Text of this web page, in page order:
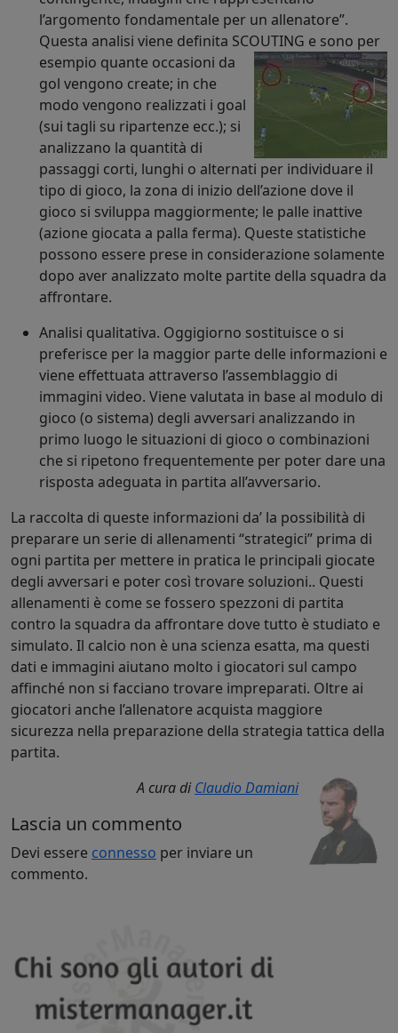
l’argomento fondamentale per un allenatore”.
Questa analisi viene definita SCOUTING e sono per
esempio quante occasioni da
gol vengono create; in che
modo vengono realizzati i goal
(sui tagli su ripartenze ecc.); si
analizzano la quantità di
passaggi corti, lunghi o alternati per individuare il
tipo di gioco, la zona di inizio dell’azione dove il
gioco si sviluppa maggiormente; le palle inattive
(azione giocata a palla ferma). Queste statistiche
possono essere prese in considerazione solamente
dopo aver analizzato molte partite della squadra da
affrontare.
Analisi qualitativa. Oggigiorno sostituisce o si
preferisce per la maggior parte delle informazioni e
viene effettuata attraverso l’assemblaggio di
immagini video. Viene valutata in base al modulo di
gioco (o sistema) degli avversari analizzando in
primo luogo le situazioni di gioco o combinazioni
che si ripetono frequentemente per poter dare una
risposta adeguata in partita all’avversario.
La raccolta di queste informazioni da’ la possibilità di
preparare un serie di allenamenti “strategici” prima di
ogni partita per mettere in pratica le principali giocate
degli avversari e poter così trovare soluzioni.. Questi
allenamenti è come se fossero spezzoni di partita
contro la squadra da affrontare dove tutto è studiato e
simulato. Il calcio non è una scienza esatta, ma questi
dati e immagini aiutano molto i giocatori sul campo
affinché non si facciano trovare impreparati. Oltre ai
giocatori anche l’allenatore acquista maggiore
sicurezza nella preparazione della strategia tattica della
partita.
A cura di Claudio Damiani
Lascia un commento
Devi essere connesso per inviare un
commento.